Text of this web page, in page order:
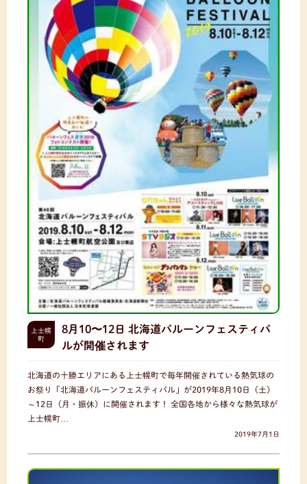
上士幌
町
8月10〜12日 北海道バルーンフェスティバ
ルが開催されます
北海道の十勝エリアにある上士幌町で毎年開催されている熱気球の
お祭り「北海道バルーンフェスティバル」が2019年8月10日（土）
～12日（月・振休）に開催されます！ 全国各地から様々な熱気球が
上士幌町…
2019年7月1日